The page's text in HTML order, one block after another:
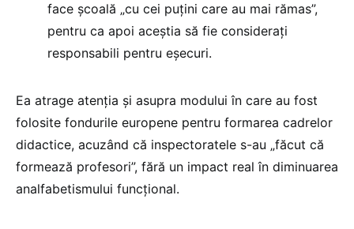
face școală „cu cei puțini care au mai rămas”,
pentru ca apoi aceștia să fie considerați
responsabili pentru eșecuri.
Ea atrage atenția și asupra modului în care au fost
folosite fondurile europene pentru formarea cadrelor
didactice, acuzând că inspectoratele s-au „făcut că
formează profesori”, fără un impact real în diminuarea
analfabetismului funcțional.